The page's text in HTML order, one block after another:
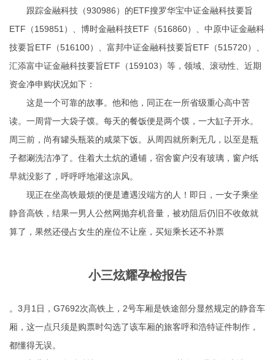
跟踪金融科技（930986）的ETF搜罗华宝中证金融科技要旨
ETF（159851）、博时金融科技ETF（516860）、中原中证金融科
技要旨ETF（516100）、富邦中证金融科技要旨ETF（515720）、
汇添富中证金融科技要旨ETF（159103）等，领域、滚动性、近期
资金净申购状况如下：
这是一个可靠的故事。他和他，同正在一所省级重心高中苦
读。一周背一大袋子馍。每天的餐饭便是两个馍，一大缸子开水。
周三前，尚有罐头瓶装的咸菜下饭。从周四就所剩无几，以至是瓶
子都涮洗洁净了。住着大土炕的通铺，宿舍窗户没有玻璃，窗户纸
早就没影了，呼呼呼地灌这凉风。
现正在坐高铁最烦的便是遭遇没端方的人！即日，一女子乘坐
静音高铁，结果一男人公然网抛弃机音量，被劝阻后仍旧不收敛就
算了，果然还侵占女生的座位不让座，买短乘长还不补票
小三炫耀孕检报告
。3月1日，G7692次高铁上，2号车厢是铁途部分显然规定的静音车
厢，这一点只须是购票时勾选了该车厢的旅客呼和浩特证件制作 ，
都懂得无误。